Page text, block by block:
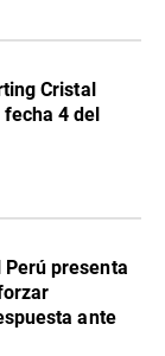
Cristal
4 del
presenta
ante